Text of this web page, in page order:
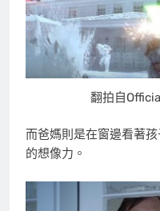
翻拍自
而爸媽則是在窗邊看著
的想像力。